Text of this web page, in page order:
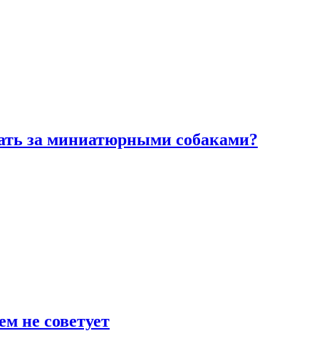
за миниатюрными собаками?
не советует